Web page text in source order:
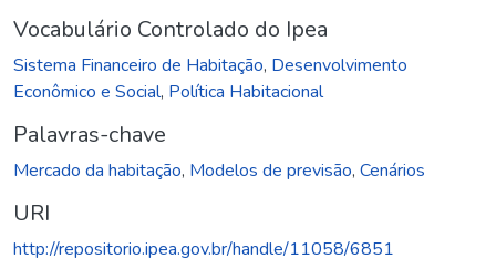
Vocabulário Controlado do Ipea
Sistema Financeiro de Habitação, Desenvolvimento
Econômico e Social, Política Habitacional
Palavras-chave
Mercado da habitação, Modelos de previsão, Cenários
URI
http://repositorio.ipea.gov.br/handle/11058/6851